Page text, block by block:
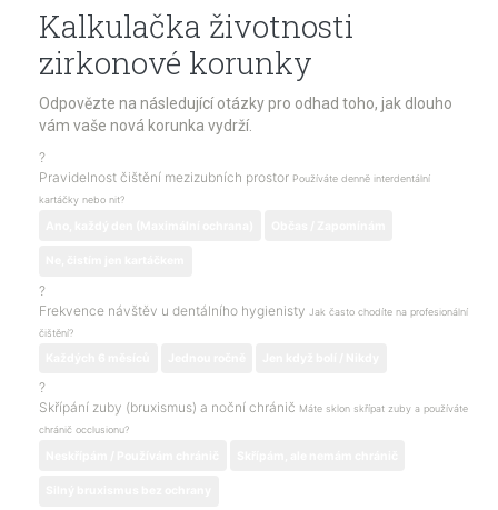
Kalkulačka životnosti
zirkonové korunky
Odpovězte na následující otázky pro odhad toho, jak dlouho
vám vaše nová korunka vydrží.
?
Pravidelnost čištění mezizubních prostor Používáte denně interdentální
kartáčky nebo nit?
?
Frekvence návštěv u dentálního hygienisty Jak často chodíte na profesionální
čištění?
?
Skřípání zuby (bruxismus) a noční chránič Máte sklon skřípat zuby a používáte
chránič occlusionu?